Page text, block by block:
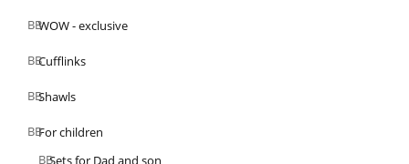
WOW - exclusive
Cufflinks
Shawls
For children